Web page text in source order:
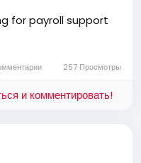
for payroll support
SEO for payroll
enquiries through
Digital (trading name
and deliver
257 Просмотры
и комментировать!